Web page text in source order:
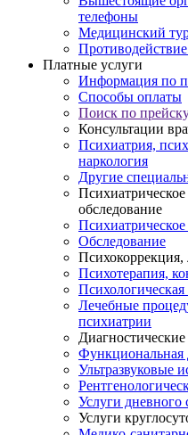
телефоны
Медицинский
Платные услуги
Информация по
Способы оплаты
Поиск по
Консультации
Психиатрия,
наркология
Другие
Психиатрическое
обследование
Психиатрическое
Обследование
Психокоррекция,
Психотерапия,
Лечебные
психиатрии
Функциональная
Ультразвуковые
Услуги дневного
Услуги